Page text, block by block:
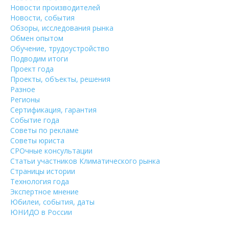
Новости производителей
Новости, события
Обзоры, исследования рынка
Обмен опытом
Обучение, трудоустройство
Подводим итоги
Проект года
Проекты, объекты, решения
Разное
Регионы
Сертификация, гарантия
Событие года
Советы по рекламе
Советы юриста
СРОчные консультации
Статьи участников Климатического рынка
Страницы истории
Технология года
Экспертное мнение
Юбилеи, события, даты
ЮНИДО в России